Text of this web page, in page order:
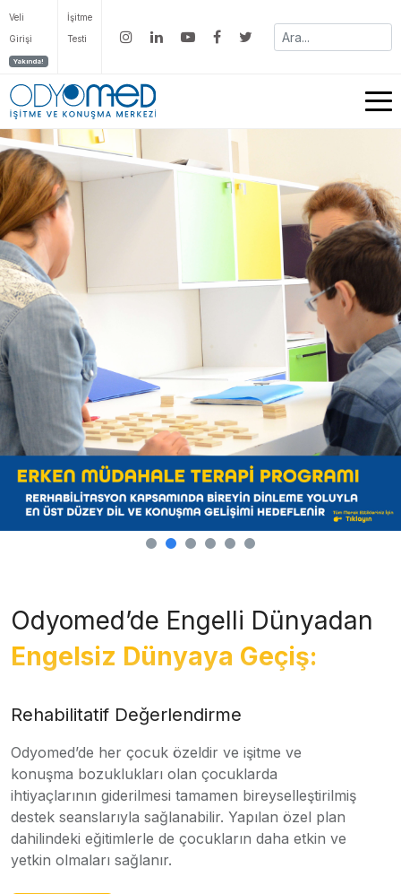
Veli
Girişi
Yakında!
İşitme
Testi
Odyomed’de Engelli Dünyadan
Engelsiz Dünyaya Geçiş:
Rehabilitatif Değerlendirme
Odyomed’de her çocuk özeldir ve işitme ve
konuşma bozuklukları olan çocuklarda
ihtiyaçlarının giderilmesi tamamen bireyselleştirilmiş
destek seanslarıyla sağlanabilir. Yapılan özel plan
dahilindeki eğitimlerle de çocukların daha etkin ve
yetkin olmaları sağlanır.